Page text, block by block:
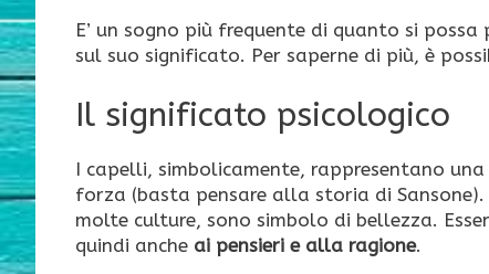
E’ un sogno più frequente di quanto si
sul suo significato. Per saperne di più, è
Il significato psicologico
I capelli, simbolicamente, rappresentano una
forza (basta pensare alla storia di
molte culture, sono simbolo di bellezza.
quindi anche ai pensieri e alla ragione.